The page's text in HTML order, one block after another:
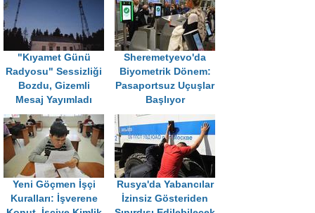
"Kıyamet Günü
Radyosu" Sessizliği
Bozdu, Gizemli
Mesaj Yayımladı
Sheremetyevo'da
Biyometrik Dönem:
Pasaportsuz Uçuşlar
Başlıyor
Yeni Göçmen İşçi
Kuralları: İşverene
Rusya'da Yabancılar
İzinsiz Gösteriden